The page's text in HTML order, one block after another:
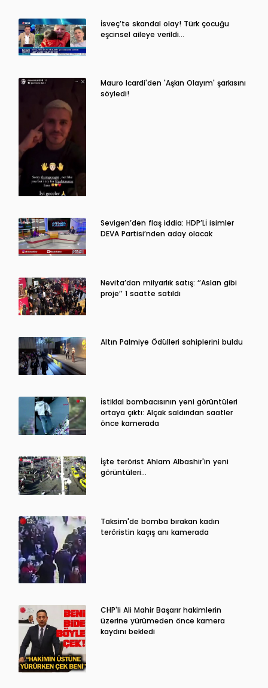
İsveç’te skandal olay! Türk çocuğu
eşcinsel aileye verildi…
Mauro Icardi'den 'Aşkın Olayım' şarkısını
söyledi!
Sevigen’den flaş iddia: HDP’Lİ isimler
DEVA Partisi’nden aday olacak
Nevita’dan milyarlık satış: ‘’Aslan gibi
proje’’ 1 saatte satıldı
Altın Palmiye Ödülleri sahiplerini buldu
İstiklal bombacısının yeni görüntüleri
ortaya çıktı: Alçak saldırıdan saatler
önce kamerada
İşte terörist Ahlam Albashir'in yeni
görüntüleri…
Taksim'de bomba bırakan kadın
teröristin kaçış anı kamerada
CHP'li Ali Mahir Başarır hakimlerin
üzerine yürümeden önce kamera
kaydını bekledi